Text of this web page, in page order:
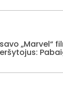
„Marvel“